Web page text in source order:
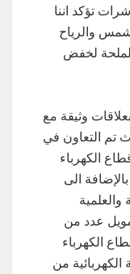
تؤكد اننا
والرياح
الملحة لخفض
وثيقة مع
تم التعاون في
الكهرباء
الى
والعلمية
عدد من
الكهرباء
من